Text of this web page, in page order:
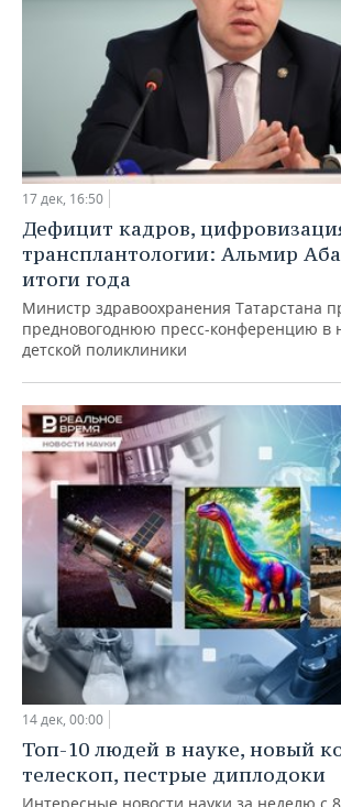
17 дек, 16:50
Дефицит кадров,
трансплантологии: Альмир
итоги года
Министр здравоохранения Татарстана
предновогоднюю пресс-конференцию в
детской поликлиники
14 дек, 00:00
Топ-10 людей в науке, новый
телескоп, пестрые диплодоки